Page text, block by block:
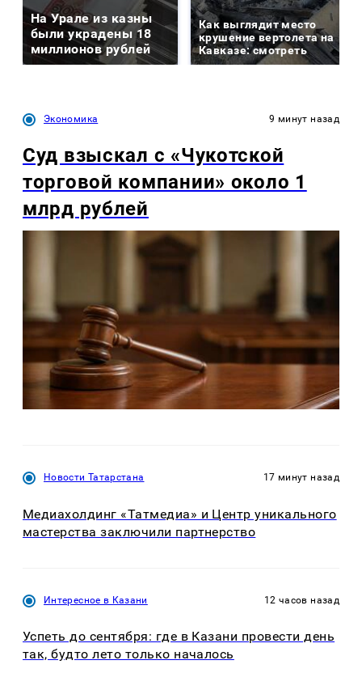
На Урале из казны
были украдены 18
миллионов рублей
Как выглядит место
крушение вертолета на
Кавказе: смотреть
Экономика 9 минут назад
Суд взыскал с «Чукотской
торговой компании» около 1
млрд рублей
Новости Татарстана 17 минут назад
Медиахолдинг «Татмедиа» и Центр уникального
мастерства заключили партнерство
Интересное в Казани 12 часов назад
Успеть до сентября: где в Казани провести день
так, будто лето только началось